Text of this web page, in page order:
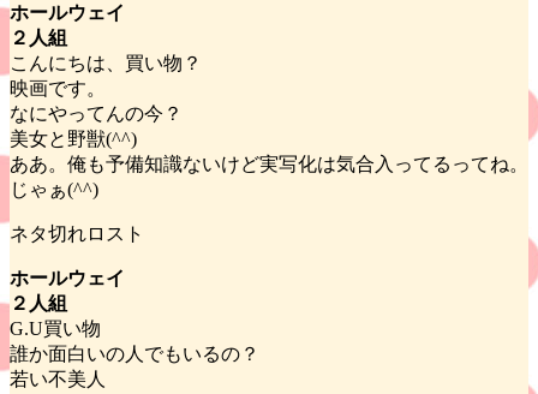
ホールウェイ
２人組
こんにちは、買い物？
映画です。
なにやってんの今？
美女と野獣(^^)
ああ。俺も予備知識ないけど実写化は気合入ってるってね。
じゃぁ(^^)
ネタ切れロスト
ホールウェイ
２人組
G.U買い物
誰か面白いの人でもいるの？
若い不美人